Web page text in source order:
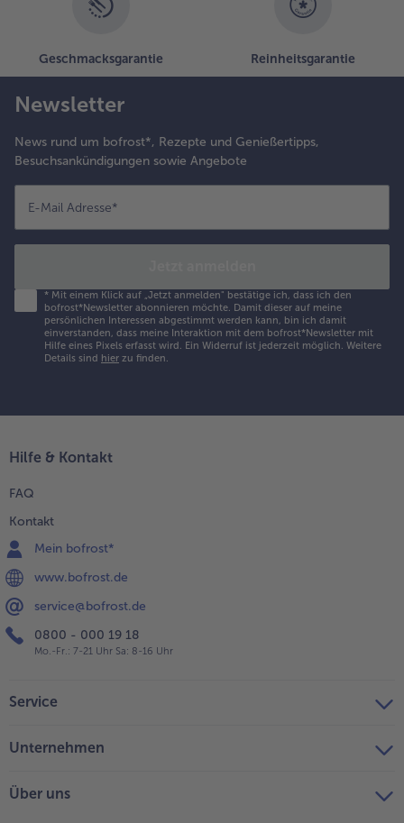
und
Belieben
Weißbrot
trockenem
Geschmacksgarantie Reinheitsgarantie
Newsletter
News rund um bofrost*, Rezepte und Genießertipps,
Besuchsankündigungen sowie Angebote
E-Mail Adresse*
* Mit einem Klick auf „Jetzt anmelden" bestätige ich, dass ich den
bofrost*Newsletter abonnieren möchte. Damit dieser auf meine
persönlichen Interessen abgestimmt werden kann, bin ich damit
einverstanden, dass meine Interaktion mit dem bofrost*Newsletter mit
Hilfe eines Pixels erfasst wird. Ein Widerruf ist jederzeit möglich. Weitere
Details sind hier zu finden.
Hilfe & Kontakt
FAQ
Kontakt
Mein bofrost*
www.bofrost.de
service@bofrost.de
0800 - 000 19 18
Mo.-Fr.: 7-21 Uhr Sa: 8-16 Uhr
Service
Unternehmen
Über uns